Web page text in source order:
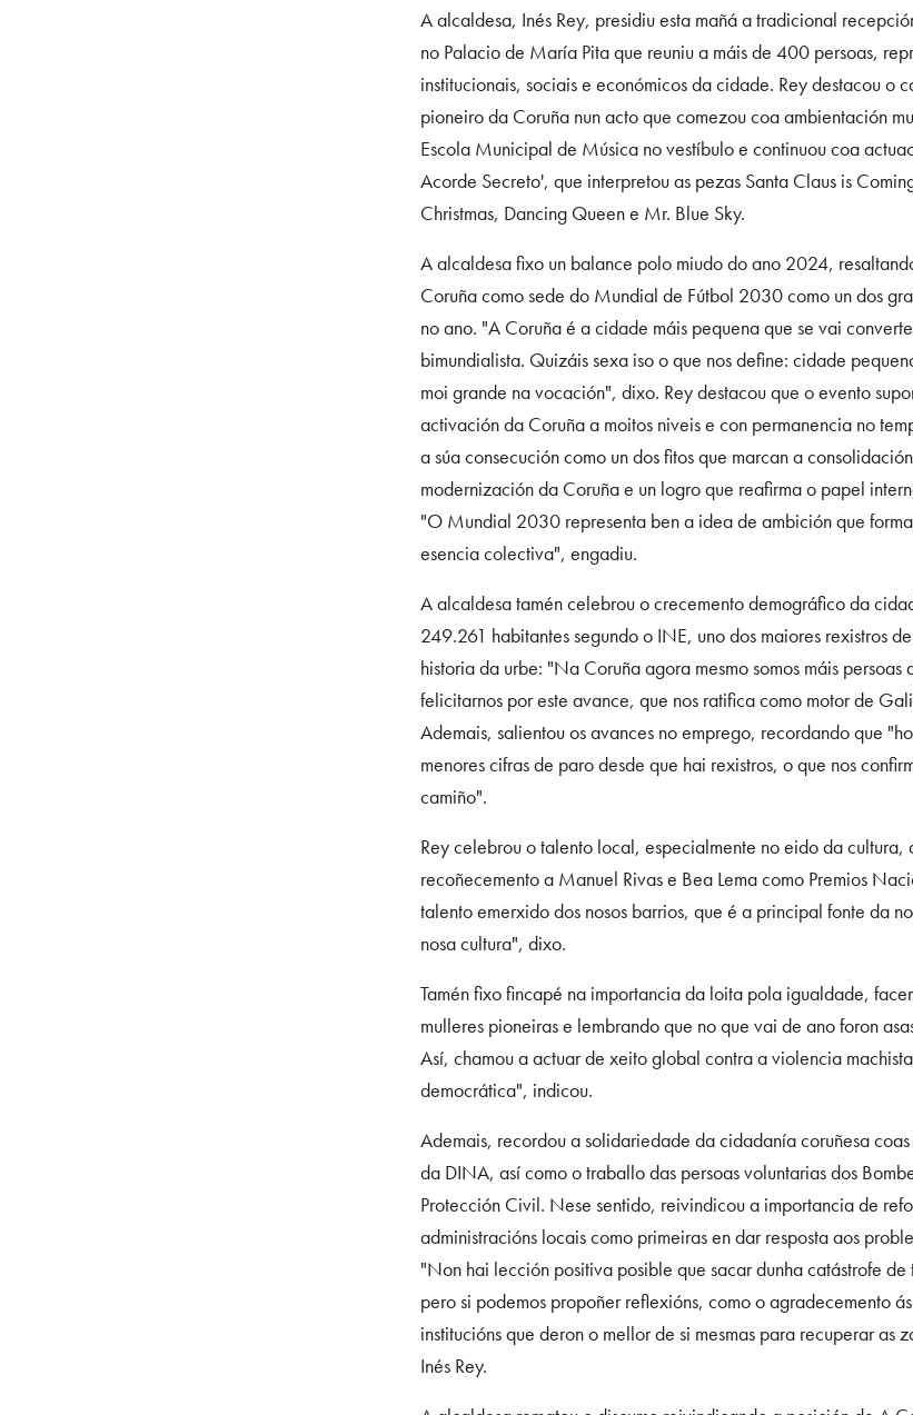
A alcaldesa, Inés Rey, presidiu esta mañá a tradicional
no Palacio de María Pita que reuniu a máis de 400 persoas,
institucionais, sociais e económicos da cidade. Rey destacou o
pioneiro da Coruña nun acto que comezou coa ambientación
Escola Municipal de Música no vestíbulo e continuou coa
Acorde Secreto', que interpretou as pezas Santa Claus is
Christmas, Dancing Queen e Mr. Blue Sky.
A alcaldesa fixo un balance polo miudo do ano 2024,
Coruña como sede do Mundial de Fútbol 2030 como un dos
no ano. "A Coruña é a cidade máis pequena que se vai
bimundialista. Quizáis sexa iso o que nos define: cidade
moi grande na vocación", dixo. Rey destacou que o evento
activación da Coruña a moitos niveis e con permanencia no
a súa consecución como un dos fitos que marcan a
modernización da Coruña e un logro que reafirma o papel
"O Mundial 2030 representa ben a idea de ambición que
esencia colectiva", engadiu.
A alcaldesa tamén celebrou o crecemento demográfico da
249.261 habitantes segundo o INE, uno dos maiores rexistros
historia da urbe: "Na Coruña agora mesmo somos máis persoas
felicitarnos por este avance, que nos ratifica como motor de
Ademais, salientou os avances no emprego, recordando que
menores cifras de paro desde que hai rexistros, o que nos
camiño".
Rey celebrou o talento local, especialmente no eido da cultura,
recoñecemento a Manuel Rivas e Bea Lema como Premios
talento emerxido dos nosos barrios, que é a principal fonte da
nosa cultura", dixo.
Tamén fixo fincapé na importancia da loita pola igualdade,
mulleres pioneiras e lembrando que no que vai de ano foron
Así, chamou a actuar de xeito global contra a violencia
democrática", indicou.
Ademais, recordou a solidariedade da cidadanía coruñesa
da DINA, así como o traballo das persoas voluntarias dos
Protección Civil. Nese sentido, reivindicou a importancia de
administracións locais como primeiras en dar resposta aos
"Non hai lección positiva posible que sacar dunha catástrofe de
pero si podemos propoñer reflexións, como o agradecemento
institucións que deron o mellor de si mesmas para recuperar as
Inés Rey.